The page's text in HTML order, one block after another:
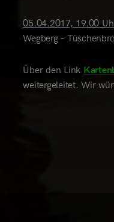
05.04.2017, 19.00
Wegberg –
Über den Link
weitergeleitet. Wir